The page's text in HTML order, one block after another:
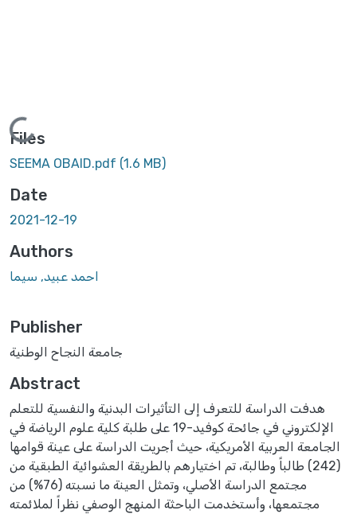
Loading...
Files
SEEMA OBAID.pdf (1.6 MB)
Date
2021-12-19
Authors
احمد عبيد, سيما
Publisher
جامعة النجاح الوطنية
Abstract
هدفت الدراسة للتعرف إلى التأثيرات البدنية والنفسية للتعلم
الإلكتروني في جائحة كوفيد-19 على طلبة كلية علوم الرياضة في
الجامعة العربية الأمريكية، حيث أجريت الدراسة على عينة قوامها
(242) طالباً وطالبة، تم اختيارهم بالطريقة العشوائية الطبقية من
مجتمع الدراسة الأصلي، وتمثل العينة ما نسبته (76%) من
مجتمعها، وأستخدمت الباحثة المنهج الوصفي نظراً لملائمته